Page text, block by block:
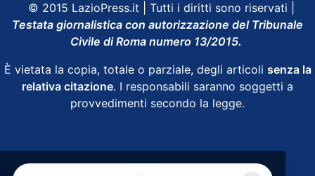
© 2015 LazioPress.it | Tutti i diritti sono riservati |
Testata giornalistica con autorizzazione del Tribunale
Civile di Roma numero 13/2015.
È vietata la copia, totale o parziale, degli articoli senza la
relativa citazione. I responsabili saranno soggetti a
provvedimenti secondo la legge.